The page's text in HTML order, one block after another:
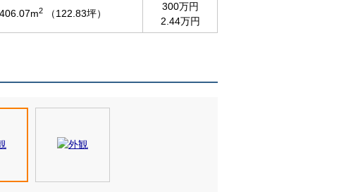
406.07m2 （122.83坪）
300万円
2.44万円